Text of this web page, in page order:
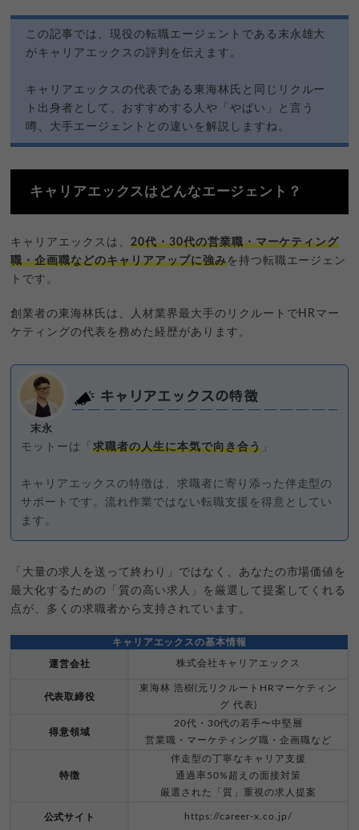
この記事では、現役の転職エージェントである末永雄大
がキャリアエックスの評判を伝えます。
キャリアエックスの代表である東海林氏と同じリクルー
ト出身者として、おすすめする人や「やばい」と言う
噂、大手エージェントとの違いを解説しますね。
キャリアエックスはどんなエージェント？
キャリアエックスは、20代・30代の営業職・マーケティング
職・企画職などのキャリアアップに強みを持つ転職エージェン
トです。
創業者の東海林氏は、人材業界最大手のリクルートでHRマー
ケティングの代表を務めた経歴があります。
末永
キャリアエックスの特徴
モットーは「求職者の人生に本気で向き合う」
キャリアエックスの特徴は、求職者に寄り添った伴走型の
サポートです。流れ作業ではない転職支援を得意としてい
ます。
「大量の求人を送って終わり」ではなく、あなたの市場価値を
最大化するための「質の高い求人」を厳選して提案してくれる
点が、多くの求職者から支持されています。
キャリアエックスの基本情報
運営会社 株式会社キャリアエックス
代表取締役
東海林 浩樹(元リクルートHRマーケティン
グ 代表)
得意領域
20代・30代の若手〜中堅層
営業職・マーケティング職・企画職など
特徴
伴走型の丁寧なキャリア支援
通過率50%超えの面接対策
厳選された「質」重視の求人提案
公式サイト https://career-x.co.jp/